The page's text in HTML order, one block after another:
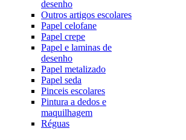
desenho
Outros artigos escolares
Papel celofane
Papel crepe
Papel e laminas de
desenho
Papel metalizado
Papel seda
Pinceis escolares
Pintura a dedos e
maquilhagem
Réguas